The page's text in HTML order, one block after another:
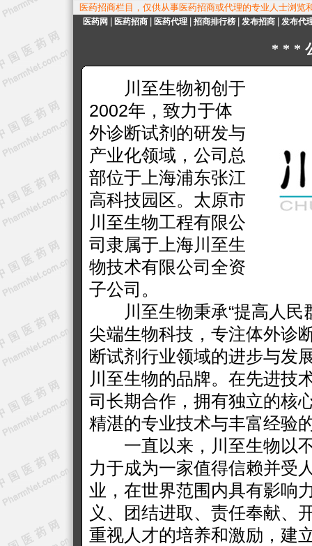
医药招商栏目，仅供从事医药招商或代理的专业人士浏览
医药网 医药招商 医药代理 招商排行榜 发布招商 发布代
***
川至生物初创于
2002年，致力于体
外诊断试剂的研发与
产业化领域，公司总
部位于上海浦东张江
高科技园区。太原市
川至生物工程有限公
司隶属于上海川至生
物技术有限公司全资
子公司。
川至生物秉承“提高人民
尖端生物科技，专注体外诊
断试剂行业领域的进步与发
川至生物的品牌。在先进技
司长期合作，拥有独立的核
精湛的专业技术与丰富经验
一直以来，川至生物以不
力于成为一家值得信赖并受
业，在世界范围内具有影响
义、团结进取、责任奉献、
重视人才的培养和激励，建